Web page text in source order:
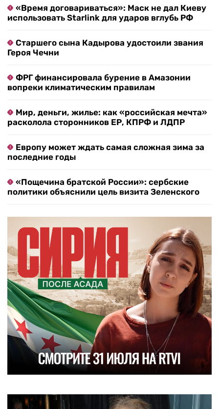
«Время договариваться»: Маск не дал Киеву
использовать Starlink для ударов вглубь РФ
Старшего сына Кадырова удостоили звания
Героя Чечни
ФРГ финансировала бурение в Амазонии
вопреки климатическим правилам
Мир, деньги, жилье: как «российская мечта»
расколола сторонников ЕР, КПРФ и ЛДПР
Европу может ждать самая сложная зима за
последние годы
«Пощечина братской России»: сербские
политики объяснили цель визита Зеленского